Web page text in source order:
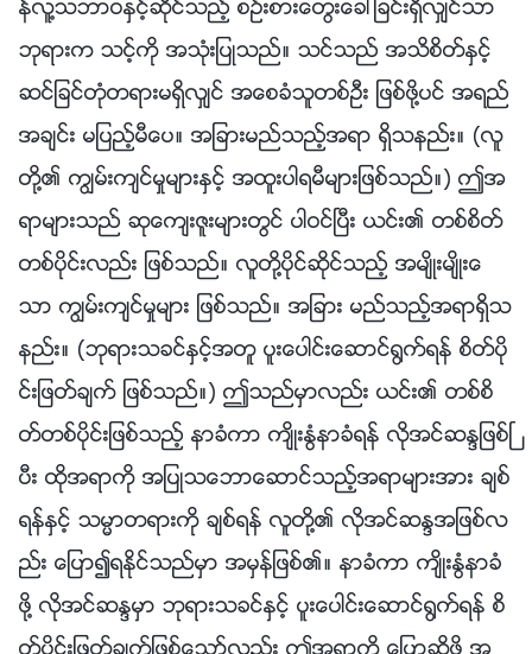
န္လူ႔သဘာဝႏွင့္ဆိုင္သည့္ စဥ္းစားေတြးေခၚျခင္းရွိလွ်င္သာ
ဘုရားက သင့္ကို အသုံးျပဳသည္။ သင္သည္ အသိစိတ္ႏွင့္
ဆင္ျခင္တုံတရားမရွိလွ်င္ အေစခံသူတစ္ဦး ျဖစ္ဖို႔ပင္ အရည္
အခ်င္း မျပည့္မီေပ။ အျခားမည္သည့္အရာ ရွိသနည္း။ (လူ
တို႔၏ ကြၽမ္းက်င္မႈမ်ားႏွင့္ အထူးပါရမီမ်ားျဖစ္သည္။) ဤအ
ရာမ်ားသည္ ဆုေက်းဇူးမ်ားတြင္ ပါဝင္ၿပီး ယင္း၏ တစ္စိတ္
တစ္ပိုင္းလည္း ျဖစ္သည္။ လူတို႔ပိုင္ဆိုင္သည့္ အမ်ိဳးမ်ိဳးေ
သာ ကြၽမ္းက်င္မႈမ်ား ျဖစ္သည္။ အျခား မည္သည့္အရာရွိသ
နည္း။ (ဘုရားသခင္ႏွင့္အတူ ပူးေပါင္းေဆာင္႐ြက္ရန္ စိတ္ပို
င္းျဖတ္ခ်က္ ျဖစ္သည္။) ဤသည္မွာလည္း ယင္း၏ တစ္စိ
တ္တစ္ပိုင္းျဖစ္သည့္ နာခံကာ က်ိဳးႏြံနာခံရန္ လိုအင္ဆႏၵျဖစ္ၿ
ပီး ထိုအရာကို အျပဳသေဘာေဆာင္သည့္အရာမ်ားအား ခ်စ္
ရန္ႏွင့္ သမၼာတရားကို ခ်စ္ရန္ လူတို႔၏ လိုအင္ဆႏၵအျဖစ္လ
ည္း ေျပာ၍ရႏိုင္သည္မွာ အမွန္ျဖစ္၏။ နာခံကာ က်ိဳးႏြံနာခံ
ဖို႔ လိုအင္ဆႏၵမွာ ဘုရားသခင္ႏွင့္ ပူးေပါင္းေဆာင္႐ြက္ရန္ စိ